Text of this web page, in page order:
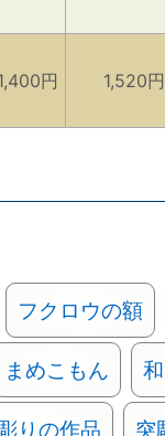
円 1,520円
フクロウの額
まめこもん
りの作品 突